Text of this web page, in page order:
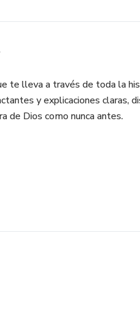
te lleva a través de toda la
y explicaciones claras,
de Dios como nunca antes.